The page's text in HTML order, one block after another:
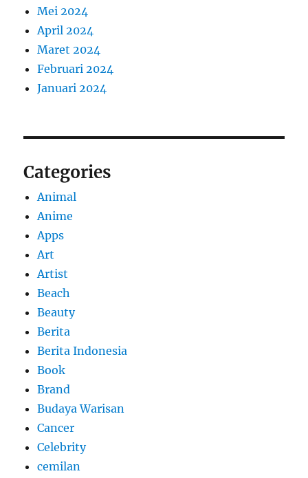
Mei 2024
April 2024
Maret 2024
Februari 2024
Januari 2024
Categories
Animal
Anime
Apps
Art
Artist
Beach
Beauty
Berita
Berita Indonesia
Book
Brand
Budaya Warisan
Cancer
Celebrity
cemilan